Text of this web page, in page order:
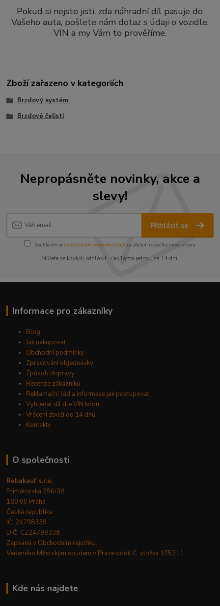
Pokud si nejste jisti, zda náhradní díl pasuje do
Vašeho auta, pošlete nám dotaz s údaji o vozidle,
VIN a my Vám to prověříme.
Zboží zařazeno v kategoriích
Brzdový systém
Brzdové čelisti
Nepropásněte novinky, akce a
slevy!
Přihlásit se
Souhlasím se zpracováním osobních údajůza účelem rozesílky newsletteru.
Můžete se kdykoli odhlásit. Zasíláme jednou za 14 dní.
Informace pro zákazníky
Blog
Jak nakupovat
Obchodní podmínky
Zpracování objednávky
Způsob dopravy
Recenze zákazníků
Reklamační řád a informace jak postupovat
Vyhledat díl dle VIN kódu
Vrácení zboží do 14 dnů
Kontakty
O společnosti
Rebakauf s.r.o.
Primátorská 296/38
180 00 Praha
Česká republika
IČ: 24798339
DIČ: CZ24798339
Zapsaná v Obchodním rejstříku.
Vedeného Městským soudem v Praze oddíl C, vložka 175211
Kde nás najdete